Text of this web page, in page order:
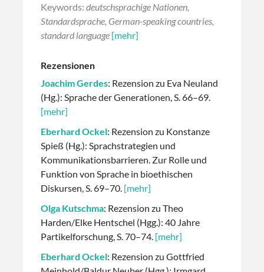
Keywords: deutschsprachige Nationen,
Standardsprache, German-speaking countries,
standard language [mehr]
Rezensionen
Joachim Gerdes: Rezension zu Eva Neuland
(Hg.): Sprache der Generationen, S. 66–69.
[mehr]
Eberhard Ockel: Rezension zu Konstanze
Spieß (Hg.): Sprachstrategien und
Kommunikationsbarrieren. Zur Rolle und
Funktion von Sprache in bioethischen
Diskursen, S. 69–70. [mehr]
Olga Kutschma: Rezension zu Theo
Harden/Elke Hentschel (Hgg.): 40 Jahre
Partikelforschung, S. 70–74. [mehr]
Eberhard Ockel: Rezension zu Gottfried